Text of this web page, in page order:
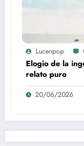
Lucenpop
Elogio de la
relato puro
20/06/2026